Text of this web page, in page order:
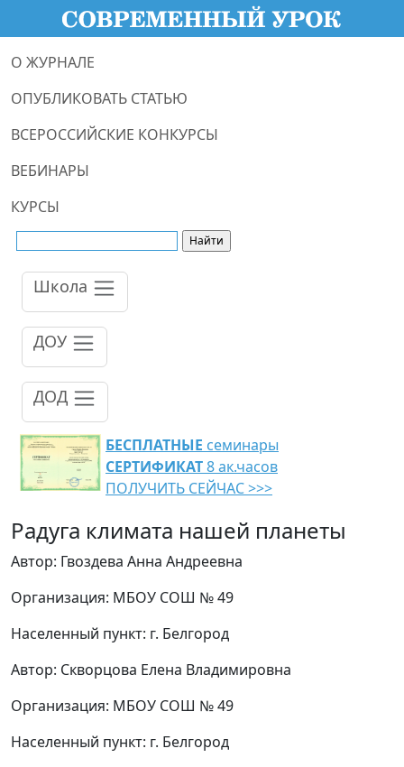
О ЖУРНАЛЕ
ОПУБЛИКОВАТЬ СТАТЬЮ
ВСЕРОССИЙСКИЕ КОНКУРСЫ
ВЕБИНАРЫ
КУРСЫ
Школа
ДОУ
ДОД
БЕСПЛАТНЫЕ семинары
СЕРТИФИКАТ8 ак.часов
ПОЛУЧИТЬ СЕЙЧАС >>>
Радуга климата нашей планеты
Автор: Гвоздева Анна Андреевна
Организация: МБОУ СОШ № 49
Населенный пункт: г. Белгород
Автор: Скворцова Елена Владимировна
Организация: МБОУ СОШ № 49
Населенный пункт: г. Белгород